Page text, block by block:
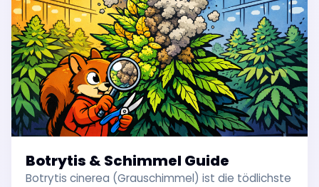
Botrytis & Schimmel Guide
Botrytis cinerea (Grauschimmel) ist die tödlichste